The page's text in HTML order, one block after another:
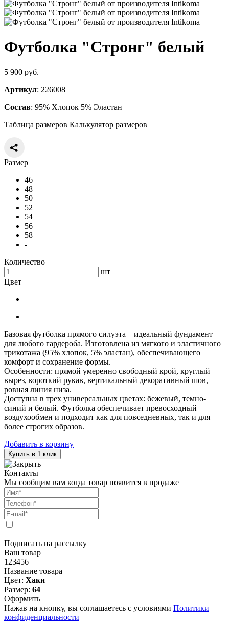
Футболка "Стронг" белый
5 900 руб.
Артикул: 226008
Состав: 95% Хлопок 5% Эластан
Таблица размеров Калькулятор размеров
Размер
46
48
50
52
54
56
58
-
Количество
шт
Цвет
Базовая футболка прямого силуэта – идеальный фундамент
для любого гардероба. Изготовлена из мягкого и эластичного
трикотажа (95% хлопок, 5% эластан), обеспечивающего
комфорт и сохранение формы.
Особенности: прямой умеренно свободный крой, круглый
вырез, короткий рукав, вертикальный декоративный шов,
ровная линия низа.
Доступна в трех универсальных цветах: бежевый, темно-
синий и белый. Футболка обеспечивает превосходный
воздухообмен и подходит как для повседневных, так и для
более строгих образов.
Добавить в корзину
Купить в 1 клик
Контакты
Мы сообщим вам когда товар появится в продаже
Подписать на рассылку
Ваш товар
123456
Название товара
Цвет: Хаки
Размер: 64
Оформить
Нажав на кнопку, вы соглашаетесь с условиями Политики
конфиденциальности